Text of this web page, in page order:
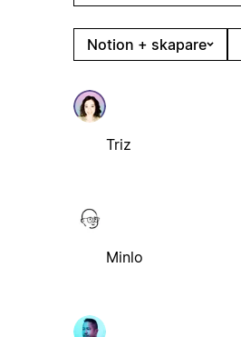
Notion + skapare
Triz
Minlo